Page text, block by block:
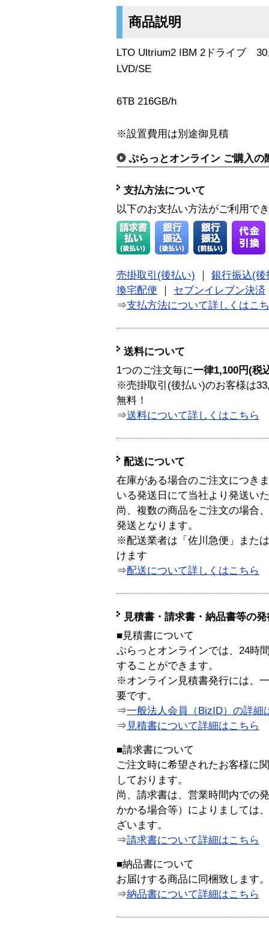
商品説明
LTO Ultrium2 IBM 2ドライブ
LVD/SE
6TB 216GB/h
※設置費用は別途御見積
ぷらっとオンライン ご購入の
支払方法について
以下のお支払い方法がご利用で
売掛取引(後払い)
銀行振込(後
換宅配便
セブンイレブン決済
⇒支払方法について詳しくはこ
送料について
1つのご注文毎に一律1,100円(税
※売掛取引(後払い)のお客様は
無料！
⇒送料について詳しくはこちら
配送について
在庫がある場合のご注文につき
いる発送日にて当社より発送い
尚、複数の商品をご注文の場合
発送となります。
※配送業者は「佐川急便」また
けます
⇒配送について詳しくはこちら
見積書・請求書・納品書等の
■見積書について
ぷらっとオンラインでは、24時
することができます。
※オンライン見積書発行には、
要です。
⇒一般法人会員（BizID）の詳細
⇒ 見積書について詳細はこちら
■請求書について
ご注文時に希望されたお客様に
しております。
尚、請求書は、営業時間内での
かかる場合等）によりましては
ざいます。
⇒請求書について詳細はこちら
■納品書について
お届けする商品に同梱致します。
⇒納品書について詳細はこちら